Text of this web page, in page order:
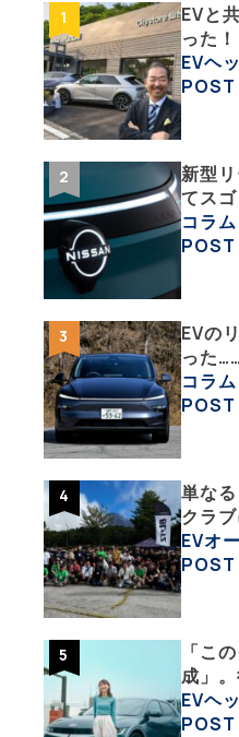
EVと
った
い相
研究
EVヘ
新型
てス
グレ
チェ
コラム
EVの
った
って
沼に
コラム
単な
クラ
「バ
彩な
EVオ
「こ
成」
「
ック
EVヘ